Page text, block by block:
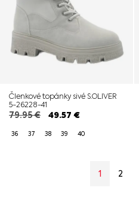
Členkové topánky sivé S.OLIVER
5-26228-41
79.95€ 49.57 €
36 37 38 39 40
1 2